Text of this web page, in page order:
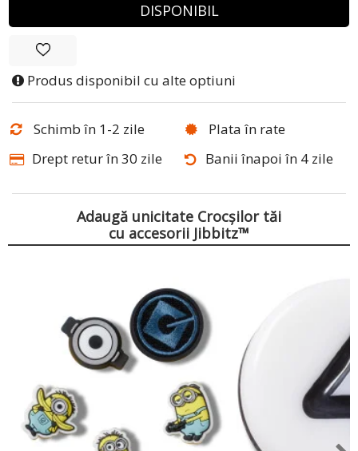
DISPONIBIL
Produs disponibil cu alte optiuni
Schimb în 1-2 zile
Plata în rate
Drept retur în 30 zile
Banii înapoi în 4 zile
Adaugă unicitate Crocșilor tăi
cu accesorii Jibbitz™